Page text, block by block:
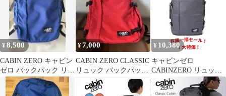
¥8,500
CABIN ZERO キャビン
ゼロ バックパック リュ
ック ネイビー
¥7,000
CABIN ZERO CLASSIC
リュック バックパッ
ク 44L 黒
¥ 10,380
キャビンゼロ
CABINZERO リュック
サック ORIGINAL
GREY CZ-061203